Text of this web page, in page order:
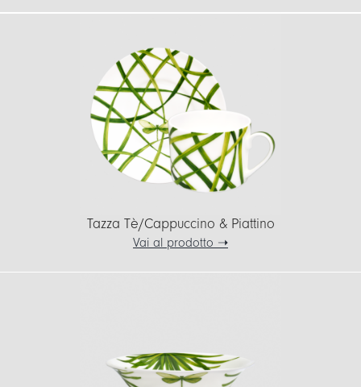
Tazza Tè/Cappuccino & Piattino
Vai al prodotto ➝